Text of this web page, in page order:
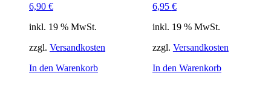
6,90 €
inkl. 19 % MwSt.
zzgl. Versandkosten
In den Warenkorb
6,95 €
inkl. 19 % MwSt.
zzgl. Versandkosten
In den Warenkorb